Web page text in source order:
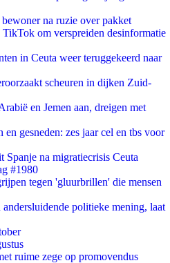
na ruzie over pakket
om verspreiden desinformatie
in Ceuta weer teruggekeerd naar
scheuren in dijken Zuid-
en Jemen aan, dreigen met
en gesneden: zes jaar cel en tbs voor
Spanje na migratiecrisis Ceuta
#1980
tegen 'gluurbrillen' die mensen
andersluidende politieke mening, laat
ruime zege op promovendus